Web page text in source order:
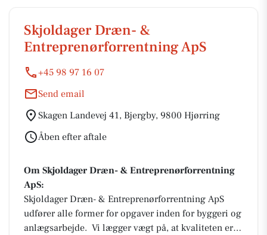
Skjoldager Dræn- &
Entreprenørforrentning ApS
+45 98 97 16 07
Send email
Skagen Landevej 41, Bjergby, 9800 Hjørring
Åben efter aftale
Om Skjoldager Dræn- & Entreprenørforrentning
ApS:
Skjoldager Dræn- & Entreprenørforrentning ApS
udfører alle former for opgaver inden for byggeri og
anlægsarbejde. Vi lægger vægt på, at kvaliteten er i